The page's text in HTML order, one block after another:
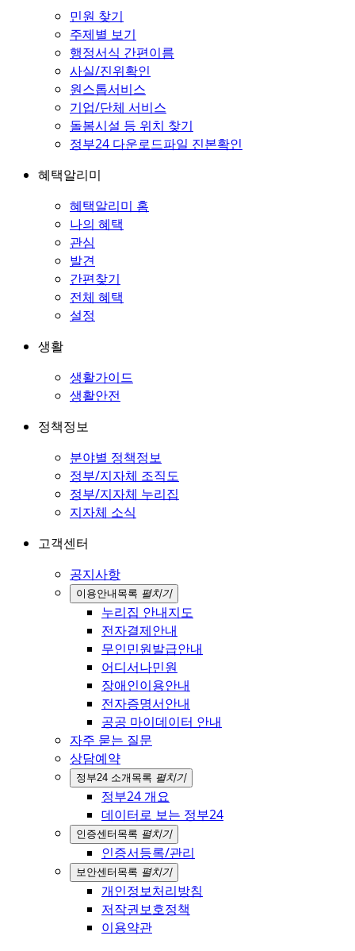
민원 찾기
주제별 보기
행정서식 간편이름
사실/진위확인
원스톱서비스
기업/단체 서비스
돌봄시설 등 위치 찾기
정부24 다운로드파일 진본확인
혜택알리미
혜택알리미 홈
나의 혜택
관심
발견
간편찾기
전체 혜택
설정
생활
생활가이드
생활안전
정책정보
분야별 정책정보
정부/지자체 조직도
정부/지자체 누리집
지자체 소식
고객센터
공지사항
이용안내 목록 펼치기
누리집 안내지도
전자결제안내
무인민원발급안내
어디서나민원
장애인이용안내
전자증명서안내
공공 마이데이터 안내
자주 묻는 질문
상담예약
정부24 소개 목록 펼치기
정부24 개요
데이터로 보는 정부24
인증센터 목록 펼치기
인증서등록/관리
보안센터 목록 펼치기
개인정보처리방침
저작권보호정책
이용약관